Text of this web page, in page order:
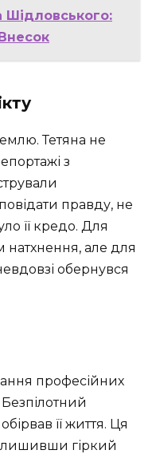
Шідловського:
Тетяна не
з
правду, не
її кредо. Для
натхнення, але для
обернувся
професійних
Безпілотний
її життя. Ця
гіркий